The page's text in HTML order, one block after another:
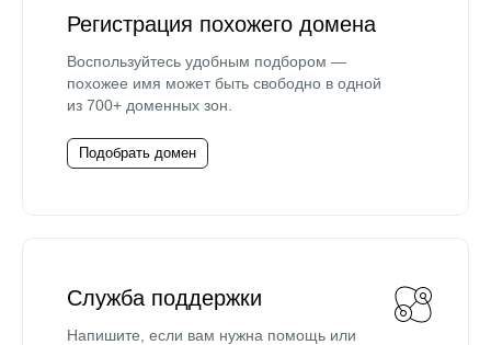
Регистрация похожего домена
Воспользуйтесь удобным подбором —
похожее имя может быть свободно в одной
из 700+ доменных зон.
Подобрать домен
Служба поддержки
Напишите, если вам нужна помощь или